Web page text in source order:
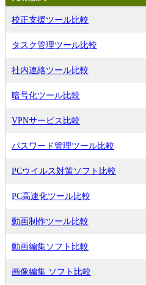
校正支援ツール比較
タスク管理ツール比較
社内連絡ツール比較
暗号化ツール比較
VPNサービス比較
パスワード管理ツール比較
PCウイルス対策ソフト比較
PC高速化ツール比較
動画制作ツール比較
動画編集ソフト比較
画像編集 ソフト比較